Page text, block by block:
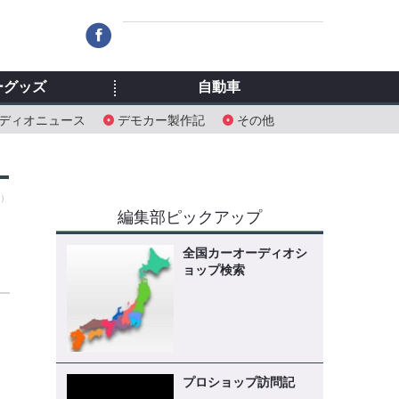
ィオニュース デモカー製作記 その他
グッズ 自動車
編集部ピックアップ
全国カーオーディオシ
ョップ検索
プロショップ訪問記